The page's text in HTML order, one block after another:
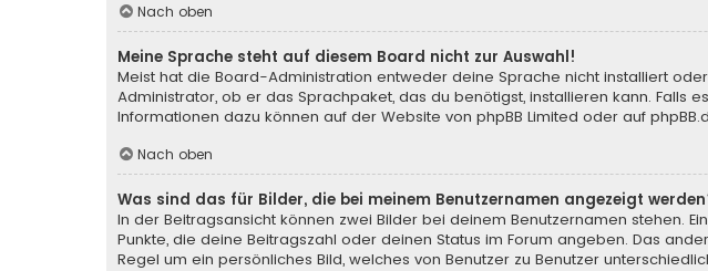
Nach oben
Meine Sprache steht auf diesem Board nicht zur Auswahl!
Meist hat die Board-Administration entweder deine Sprache nicht installiert
Administrator, ob er das Sprachpaket, das du benötigst, installieren kann. Falls
Informationen dazu können auf der Website von phpBB Limited oder auf
Nach oben
Was sind das für Bilder, die bei meinem Benutzernamen angezeigt
In der Beitragsansicht können zwei Bilder bei deinem Benutzernamen stehen.
Punkte, die deine Beitragszahl oder deinen Status im Forum angeben. Das
Regel um ein persönliches Bild, welches von Benutzer zu Benutzer